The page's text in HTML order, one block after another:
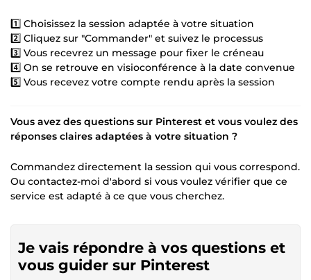
1️⃣ Choisissez la session adaptée à votre situation
2️⃣ Cliquez sur "Commander" et suivez le processus
3️⃣ Vous recevrez un message pour fixer le créneau
4️⃣ On se retrouve en visioconférence à la date convenue
5️⃣ Vous recevez votre compte rendu après la session
Vous avez des questions sur Pinterest et vous voulez des
réponses claires adaptées à votre situation ?
Commandez directement la session qui vous correspond.
Ou contactez-moi d'abord si vous voulez vérifier que ce
service est adapté à ce que vous cherchez.
Je vais répondre à vos questions et
vous guider sur Pinterest